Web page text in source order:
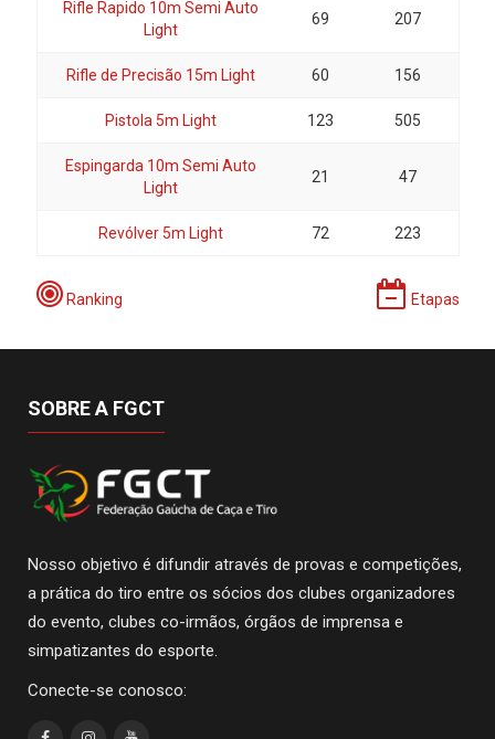
Rifle Rapido 10m Semi Auto
Light
69 207
Rifle de Precisão 15m Light 60 156
Pistola 5m Light 123 505
Espingarda 10m Semi Auto
Light
21 47
Revólver 5m Light 72 223
Ranking Etapas
SOBRE A FGCT
Nosso objetivo é difundir através de provas e competições,
a prática do tiro entre os sócios dos clubes organizadores
do evento, clubes co-irmãos, órgãos de imprensa e
simpatizantes do esporte.
Conecte-se conosco: